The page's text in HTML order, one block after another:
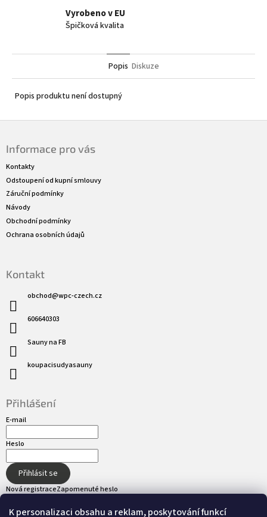
K personalizaci obsahu a reklam, poskytování funkcí
Vyrobeno v EU
Špičková kvalita
Popis Diskuze
Popis produktu není dostupný
Informace pro vás
Kontakty
Odstoupení od kupní smlouvy
Záruční podmínky
Návody
Obchodní podmínky
Ochrana osobních údajů
Kontakt
obchod@wpc-czech.cz
606640303
Sauny na FB
koupacisudyasauny
Přihlášení
E-mail
Heslo
Přihlásit se
Nová registraceZapomenuté heslo